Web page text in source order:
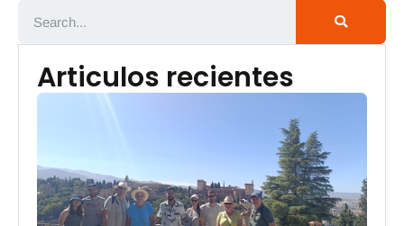
Articulos recientes